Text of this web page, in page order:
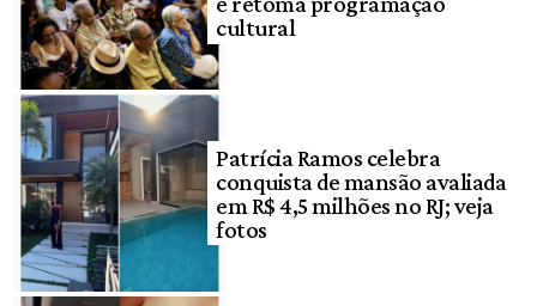
cultural
Patrícia Ramos celebra
conquista de mansão avaliada
em R$ 4,5 milhões no RJ; veja
fotos